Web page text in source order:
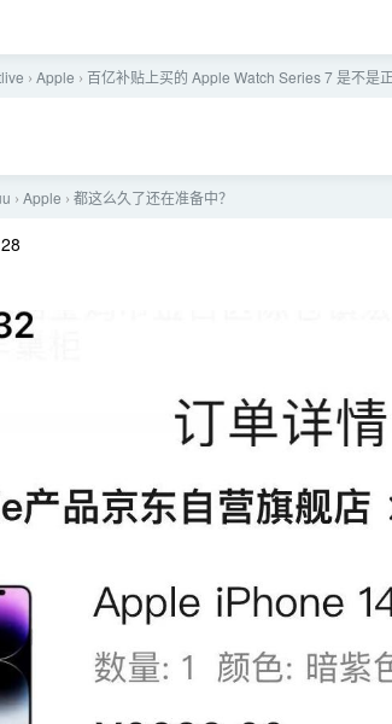
› Apple › 百亿补贴上买的 Apple Watch Series 7 是不是
› Apple › 都这么久了还在准备中？